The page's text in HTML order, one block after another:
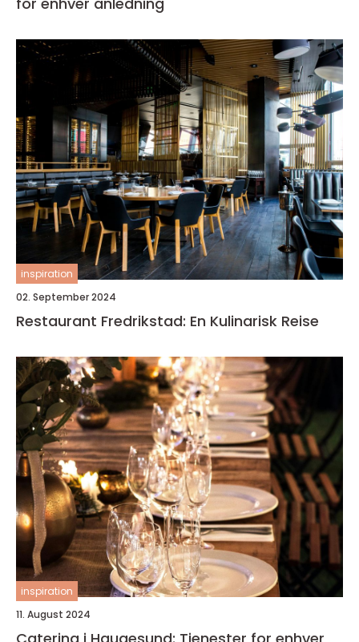
inspiration
02. September 2024
Restaurant Fredrikstad: En Kulinarisk Reise
inspiration
11. August 2024